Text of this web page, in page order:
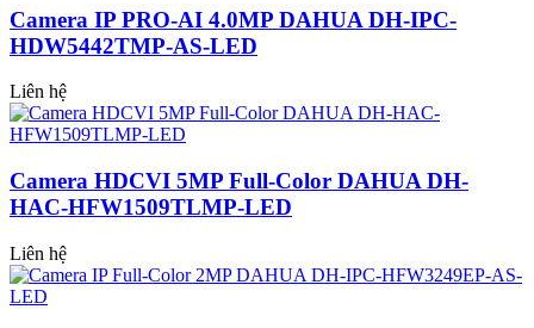
Camera IP PRO-AI 4.0MP DAHUA DH-IPC-
HDW5442TMP-AS-LED
Liên hệ
Camera HDCVI 5MP Full-Color DAHUA DH-
HAC-HFW1509TLMP-LED
Liên hệ